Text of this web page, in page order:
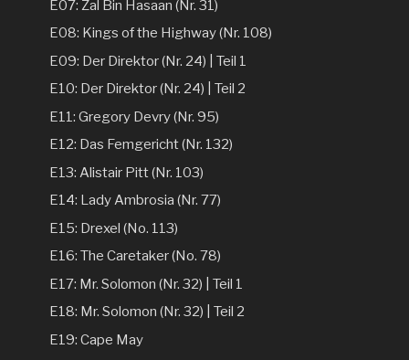
E07: Zal Bin Hasaan (Nr. 31)
E08: Kings of the Highway (Nr. 108)
E09: Der Direktor (Nr. 24) | Teil 1
E10: Der Direktor (Nr. 24) | Teil 2
E11: Gregory Devry (Nr. 95)
E12: Das Femgericht (Nr. 132)
E13: Alistair Pitt (Nr. 103)
E14: Lady Ambrosia (Nr. 77)
E15: Drexel (No. 113)
E16: The Caretaker (No. 78)
E17: Mr. Solomon (Nr. 32) | Teil 1
E18: Mr. Solomon (Nr. 32) | Teil 2
E19: Cape May